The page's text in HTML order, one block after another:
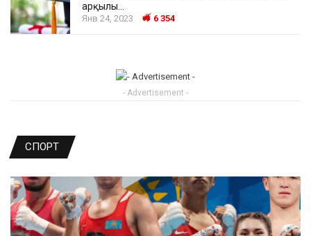
арқылы…
Янв 24, 2023 6 354
- Advertisement -
СПОРТ